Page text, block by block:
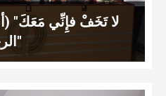
الرجاء والثقة في زماننا"